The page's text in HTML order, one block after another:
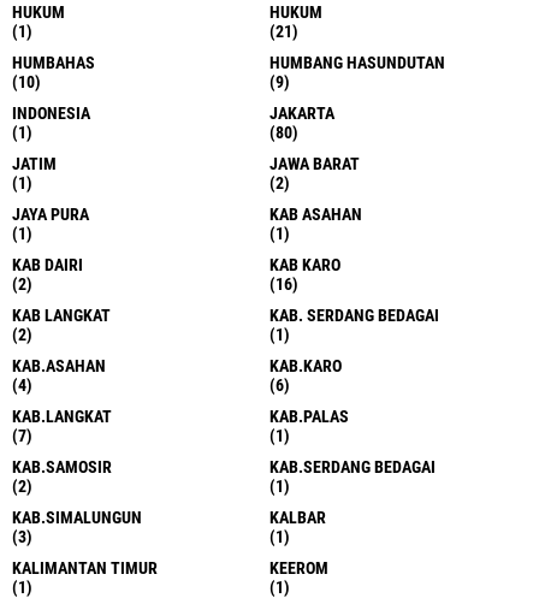
HUKUM
(1)
HUKUM
(21)
HUMBAHAS
(10)
HUMBANG HASUNDUTAN
(9)
INDONESIA
(1)
JAKARTA
(80)
JATIM
(1)
JAWA BARAT
(2)
JAYA PURA
(1)
KAB ASAHAN
(1)
KAB DAIRI
(2)
KAB KARO
(16)
KAB LANGKAT
(2)
KAB. SERDANG BEDAGAI
(1)
KAB.ASAHAN
(4)
KAB.KARO
(6)
KAB.LANGKAT
(7)
KAB.PALAS
(1)
KAB.SAMOSIR
(2)
KAB.SERDANG BEDAGAI
(1)
KAB.SIMALUNGUN
(3)
KALBAR
(1)
KALIMANTAN TIMUR
(1)
KEEROM
(1)